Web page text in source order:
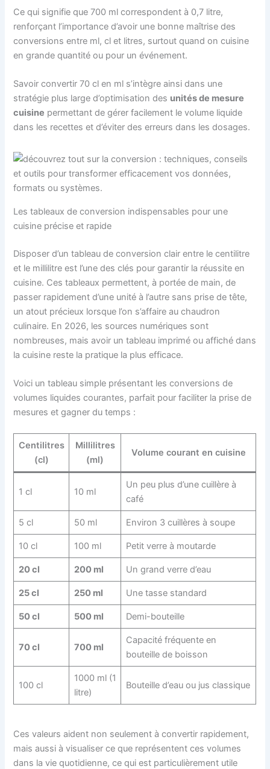
Ce qui signifie que 700 ml correspondent à 0,7 litre,
renforçant l’importance d’avoir une bonne maîtrise des
conversions entre ml, cl et litres, surtout quand on cuisine
en grande quantité ou pour un événement.
Savoir convertir 70 cl en ml s’intègre ainsi dans une
stratégie plus large d’optimisation des unités de mesure
cuisine permettant de gérer facilement le volume liquide
dans les recettes et d’éviter des erreurs dans les dosages.
Les tableaux de conversion indispensables pour une
cuisine précise et rapide
Disposer d’un tableau de conversion clair entre le centilitre
et le millilitre est l’une des clés pour garantir la réussite en
cuisine. Ces tableaux permettent, à portée de main, de
passer rapidement d’une unité à l’autre sans prise de tête,
un atout précieux lorsque l’on s’affaire au chaudron
culinaire. En 2026, les sources numériques sont
nombreuses, mais avoir un tableau imprimé ou affiché dans
la cuisine reste la pratique la plus efficace.
Voici un tableau simple présentant les conversions de
volumes liquides courantes, parfait pour faciliter la prise de
mesures et gagner du temps :
Centilitres
(cl)
Millilitres
(ml)
Volume courant en cuisine
1 cl 10 ml
Un peu plus d’une cuillère à
café
5 cl 50 ml Environ 3 cuillères à soupe
10 cl 100 ml Petit verre à moutarde
20 cl 200 ml Un grand verre d’eau
25 cl 250 ml Une tasse standard
50 cl 500 ml Demi-bouteille
70 cl 700 ml
Capacité fréquente en
bouteille de boisson
100 cl
1000 ml (1
litre)
Bouteille d’eau ou jus classique
Ces valeurs aident non seulement à convertir rapidement,
mais aussi à visualiser ce que représentent ces volumes
dans la vie quotidienne, ce qui est particulièrement utile